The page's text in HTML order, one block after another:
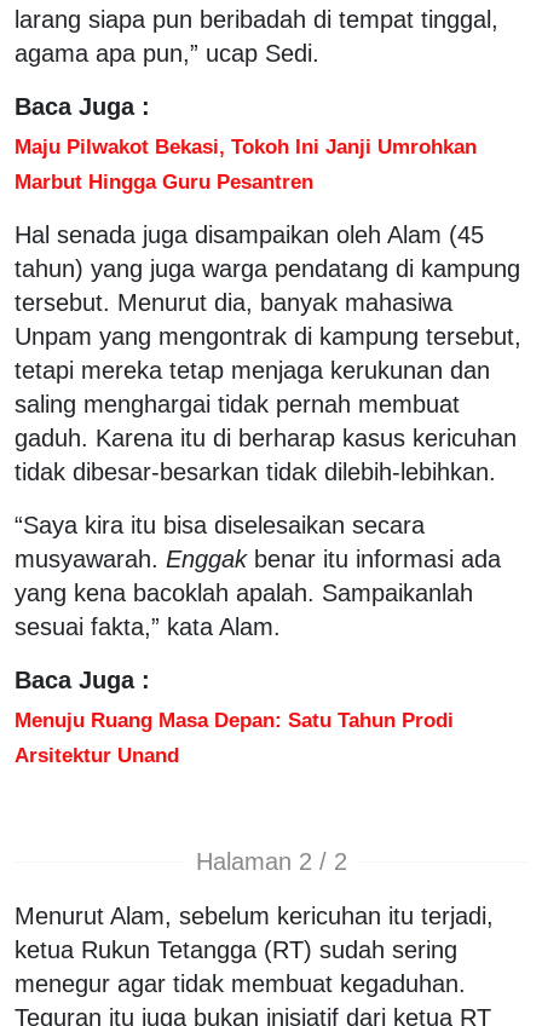
larang siapa pun beribadah di tempat tinggal,
agama apa pun,” ucap Sedi.
Baca Juga :
Maju Pilwakot Bekasi, Tokoh Ini Janji Umrohkan
Marbut Hingga Guru Pesantren
Hal senada juga disampaikan oleh Alam (45
tahun) yang juga warga pendatang di kampung
tersebut. Menurut dia, banyak mahasiwa
Unpam yang mengontrak di kampung tersebut,
tetapi mereka tetap menjaga kerukunan dan
saling menghargai tidak pernah membuat
gaduh. Karena itu di berharap kasus kericuhan
tidak dibesar-besarkan tidak dilebih-lebihkan.
“Saya kira itu bisa diselesaikan secara
musyawarah. Enggakbenar itu informasi ada
yang kena bacoklah apalah. Sampaikanlah
sesuai fakta,” kata Alam.
Baca Juga :
Menuju Ruang Masa Depan: Satu Tahun Prodi
Arsitektur Unand
Halaman 2 / 2
Menurut Alam, sebelum kericuhan itu terjadi,
ketua Rukun Tetangga (RT) sudah sering
menegur agar tidak membuat kegaduhan.
Teguran itu juga bukan inisiatif dari ketua RT